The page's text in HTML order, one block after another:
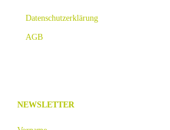
Datenschutzerklärung
AGB
NEWSLETTER